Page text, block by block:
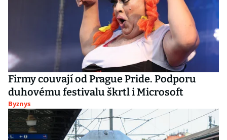
Firmy couvají od Prague Pride. Podporu
duhovému festivalu škrtl i Microsoft
Byznys